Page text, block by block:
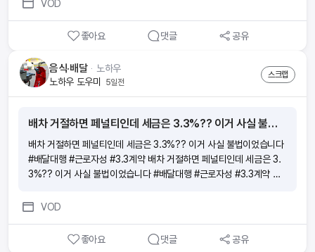
VOD
좋아요 댓글 공유
음식·배달ᆞ 노하우
노하우 도우미
5일전
스크랩
배차 거절하면 페널티인데 세금은 3.3%?? 이거 사실 불법이었습니다 #배달대행 #근로자성 #3.3계약
배차 거절하면 페널티인데 세금은 3.3%?? 이거 사실 불법이었습니다
#배달대행 #근로자성 #3.3계약 배차 거절하면 페널티인데 세금은 3.
3%?? 이거 사실 불법이었습니다 #배달대행 #근로자성 #3.3계약 배
배달대행 #근로자성 #3.3계약 배차 거절하면 페널티인데 세금은 3.
VOD
좋아요 댓글 공유